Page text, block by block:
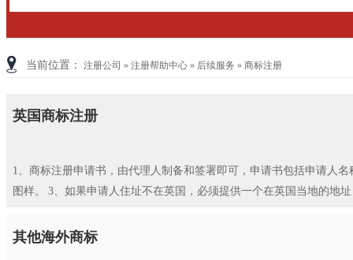
当前位置： 注册公司 » 注册帮助中心 » 后续服务 » 商标注册
英国商标注册
1、商标注册申请书，由代理人制备和签署即可，申请书包括申请人
图样。 3、如果申请人住址不在英国，必须提供一个在英国当地的地
其他海外商标